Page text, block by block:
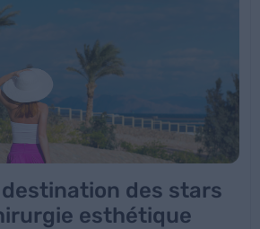
destination des stars
esthétique